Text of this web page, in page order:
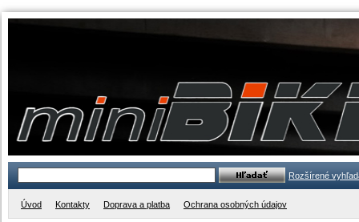
Rozšírené
Úvod Kontakty Doprava a platba Ochrana osobných údajov